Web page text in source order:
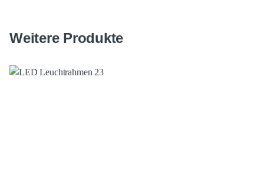
Weitere Produkte